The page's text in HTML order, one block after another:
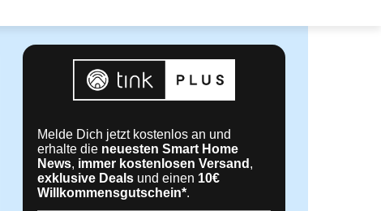
Melde Dich jetzt kostenlos an und
erhalte die neuesten Smart Home
News, immer kostenlosen Versand ,
exklusive Deals und einen 10€
Willkommensgutschein*.